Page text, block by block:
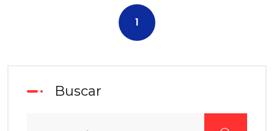
1
Buscar